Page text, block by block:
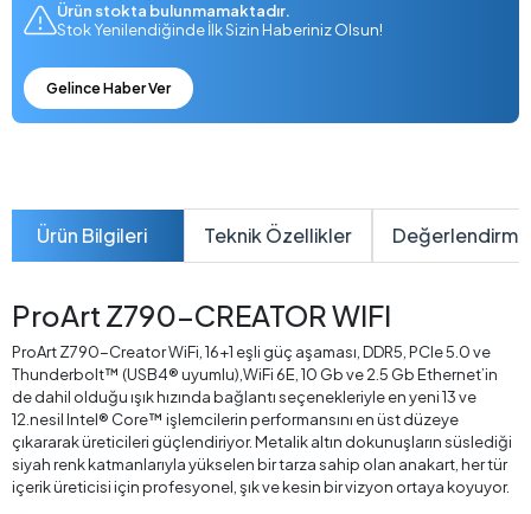
Ürün stokta bulunmamaktadır.
Stok Yenilendiğinde İlk Sizin Haberiniz Olsun!
Gelince Haber Ver
Ürün Bilgileri Teknik Özellikler
ProArt Z790-CREATOR WIFI
ProArt Z790-Creator WiFi, 16+1 eşli güç aşaması, DDR5, PCIe 5.0 ve
Thunderbolt™ (USB4® uyumlu),WiFi 6E, 10 Gb ve 2.5 Gb Ethernet’in
de dahil olduğu ışık hızında bağlantı seçenekleriyle en yeni 13 ve
12.nesil Intel® Core™ işlemcilerin performansını en üst düzeye
çıkararak üreticileri güçlendiriyor. Metalik altın dokunuşların süslediği
siyah renk katmanlarıyla yükselen bir tarza sahip olan anakart, her tür
içerik üreticisi için profesyonel, şık ve kesin bir vizyon ortaya koyuyor.